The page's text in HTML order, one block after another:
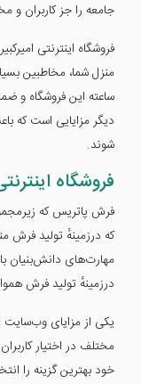
جامعه را جز کاربران و
فروشگاه اینترنتی
ساعته این فروشگاه و
دیگر مزایایی است که
شوند.
فروشگاه
فرش پاتریس که
که درزمینهٔ تولید فرش
مهارت‌های دانش‌بنیان
درزمینهٔ تولید فرش
یکی از مزایای وب‌سایت
مختلف در اختیار
خود بهترین گزینه را